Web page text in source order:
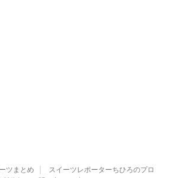
ツまとめ
スイーツレポーターちひろのプロ